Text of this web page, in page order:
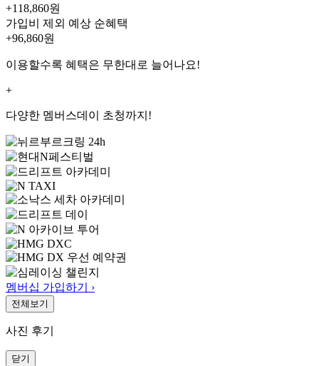
+118,860원
가입비 제외 예상 순혜택
+96,860원
이용할수록 혜택은 무한대로 늘어나요!
+
다양한 멤버스데이 초청까지!
멤버십 가입하기 ›
전체보기
사진 후기
닫기